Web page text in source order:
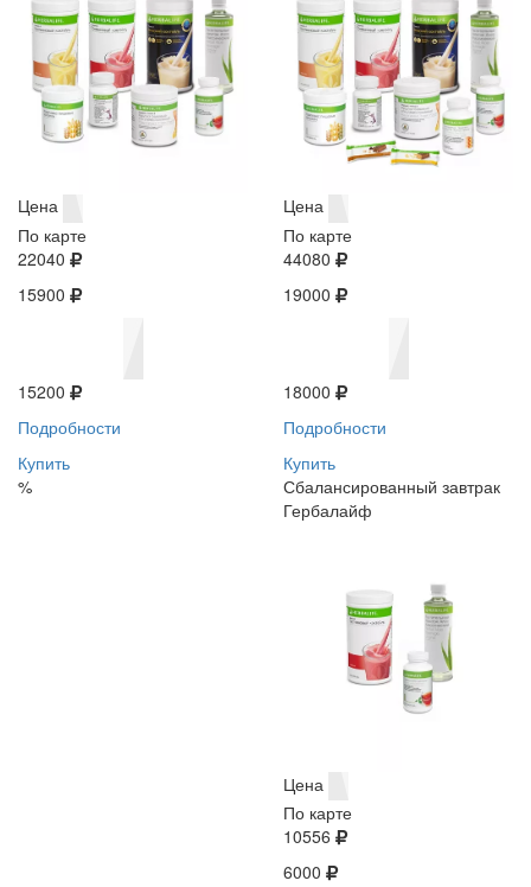
Цена
По карте
22040
15900
15200
Подробности
Купить
%
Цена
По карте
44080
19000
18000
Подробности
Купить
Сбалансированный завтрак
Гербалайф
Цена
По карте
10556
6000